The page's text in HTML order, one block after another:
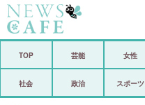
TOP 芸能 女性
社会 政治 スポーツ